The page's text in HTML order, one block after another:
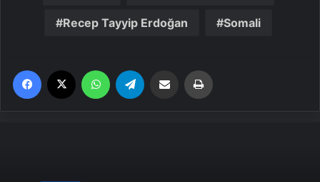
Recep Tayyip Erdoğan Somali
Facebook WhatsApp Email'den paylaş